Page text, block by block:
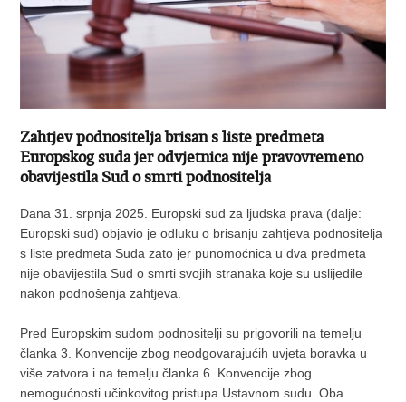
Zahtjev podnositelja brisan s liste predmeta
Europskog suda jer odvjetnica nije pravovremeno
obavijestila Sud o smrti podnositelja
Dana 31. srpnja 2025. Europski sud za ljudska prava (dalje:
Europski sud) objavio je odluku o brisanju zahtjeva podnositelja
s liste predmeta Suda zato jer punomoćnica u dva predmeta
nije obavijestila Sud o smrti svojih stranaka koje su uslijedile
nakon podnošenja zahtjeva.
Pred Europskim sudom podnositelji su prigovorili na temelju
članka 3. Konvencije zbog neodgovarajućih uvjeta boravka u
više zatvora i na temelju članka 6. Konvencije zbog
nemogućnosti učinkovitog pristupa Ustavnom sudu. Oba